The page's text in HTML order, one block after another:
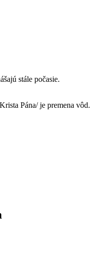
stále počasie.
Pána/ je premena vôd.